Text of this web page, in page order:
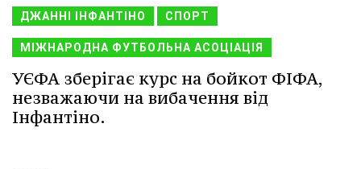
ДЖАННІ ІНФАНТІНО СПОРТ
МІЖНАРОДНА ФУТБОЛЬНА АСОЦІАЦІЯ
УЄФА зберігає курс на бойкот ФІФА,
незважаючи на вибачення від
Інфантіно.